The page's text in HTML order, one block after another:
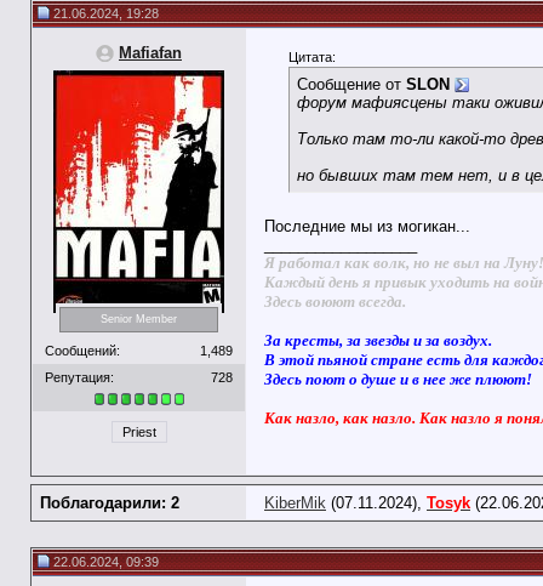
21.06.2024, 19:28
Mafiafan
Senior Member
Сообщений:
1,489
Репутация:
728
Priest
Цитата:
Сообщение от SLON
форум мафиясцены таки
Только там то-ли какой-то
но бывших там тем нет, и в
Последние мы из могикан...
Я работал как волк, но не выл на Луну!
Каждый день я привык уходить на
Здесь воюют всегда.
За кресты, за звезды и за воздух.
В этой пьяной стране есть для
Здесь поют о душе и в нее же плюют!
Как назло, как назло. Как назло я
Поблагодарили: 2 KiberMik (07.11.2024), Tosyk
22.06.2024, 09:39